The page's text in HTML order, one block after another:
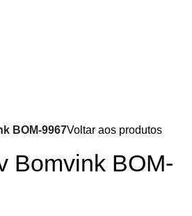
BOM-9967Voltar aos produtos
Bomvink BOM-